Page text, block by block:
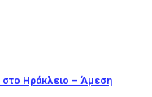
Ηράκλειο – Άμεση